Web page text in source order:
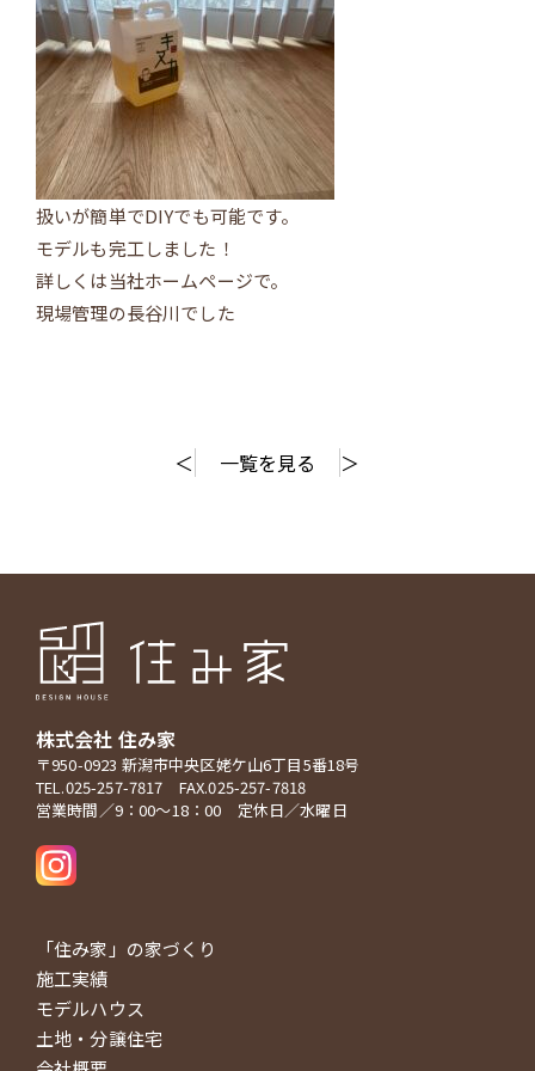
扱いが簡単でDIYでも可能です。
モデルも完工しました！
詳しくは当社ホームページで。
現場管理の長谷川でした
＜ 一覧を見る ＞
株式会社 住み家
〒950-0923 新潟市中央区姥ケ山6丁目5番18号
TEL.025-257-7817 FAX.025-257-7818
営業時間／9：00～18：00 定休日／水曜日
「住み家」の家づくり
施工実績
モデルハウス
土地・分譲住宅